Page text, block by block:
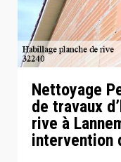
Nettoyage
de travaux
rive à
intervention